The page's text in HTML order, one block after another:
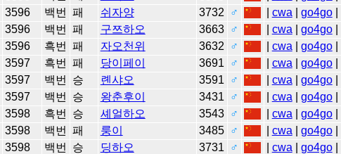
3596 백번 패 쉬자양 3732 ♂ cwa go4go|
3596 백번 패 구쯔하오 3663 ♂ cwa go4go|
3596 흑번 패 자오천위 3632 ♂ cwa go4go|
3597 흑번 패 당이페이 3691 ♂ cwa go4go|
3597 백번 승 롄샤오 3591 ♂ cwa go4go|
3597 백번 승 왕춘후이 3431 ♂ cwa go4go|
3598 흑번 승 셰얼하오 3543 ♂ cwa go4go|
3598 백번 패 룽이 3485 ♂ cwa go4go|
3598 백번 승 딩하오 3731 ♂ cwa go4go|